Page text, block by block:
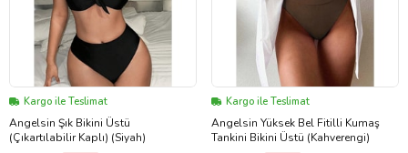
Kargo ile Teslimat
Angelsin Şık Bikini Üstü
(Çıkartılabilir Kaplı) (Siyah)
Kargo ile Teslimat
Angelsin Yüksek Bel Fitilli Kumaş
Tankini Bikini Üstü (Kahverengi)